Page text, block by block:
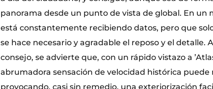
panorama desde un punto de vista de global. En
está constantemente recibiendo datos, pero que
se hace necesario y agradable el reposo y el detalle.
consejo, se advierte que, con un rápido vistazo a
abrumadora sensación de velocidad histórica puede
provocando, casi sin remedio, una exteriorización